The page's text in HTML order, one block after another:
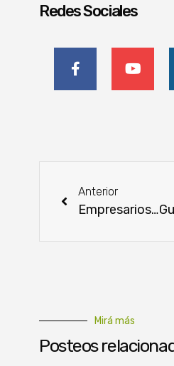
Redes Sociales
Anterior
Empresarios taiwaneses apuestan por parque tecnológico en Alto Paraná
Mirá más
Posteos